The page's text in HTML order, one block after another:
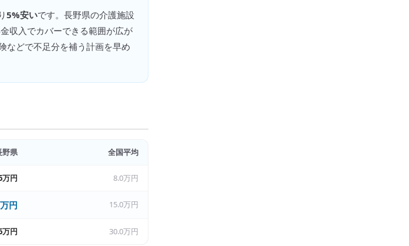
5%安いです。 長野県の介護施設
収入でカバーできる範囲が広が
などで不足分を補う計画を早め
野県 全国平均
万円 8.0万円
円 15.0万円
万円 30.0万円